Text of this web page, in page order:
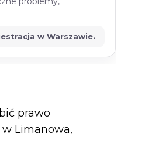
prawo
Limanowa,
w Warszawie.